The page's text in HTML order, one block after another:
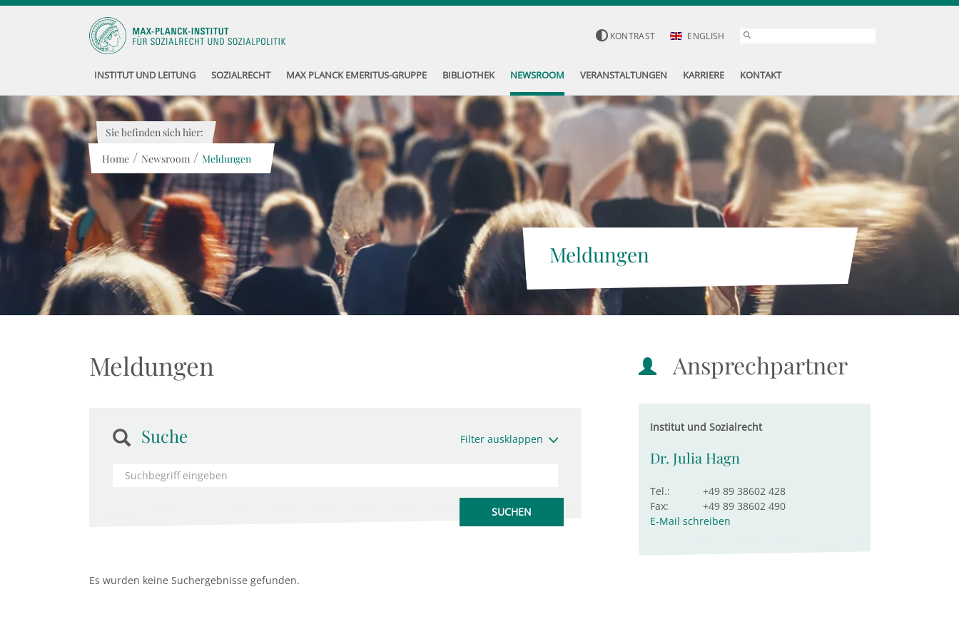
KONTRAST ENGLISH
INSTITUT UND LEITUNG SOZIALRECHT MAX PLANCK EMERITUS-GRUPPE BIBLIOTHEK NEWSROOM VERANSTALTUNGEN KARRIERE KONTAKT
Meldungen
Sie befinden sich hier:
Home / Newsroom / Meldungen
Meldungen
Suche Filter ausklappen
Es wurden keine Suchergebnisse gefunden.
Ansprechpartner
Institut und Sozialrecht
Dr. Julia Hagn
Tel.:
+49 89 38602 428
Fax:
+49 89 38602 490
E-Mail schreiben